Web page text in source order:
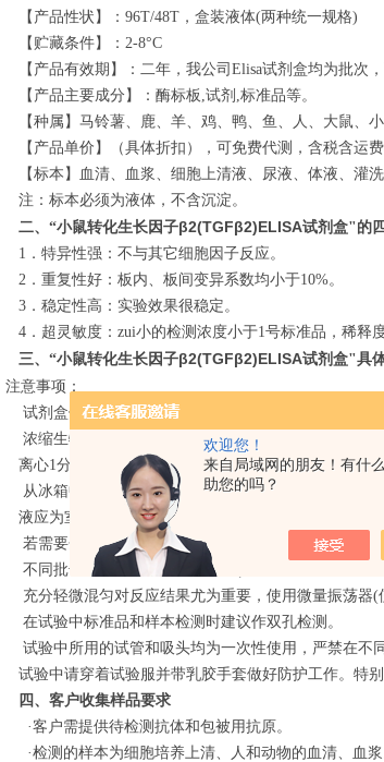
欢迎您！
来自局域网的朋友！有什
助您的吗？
【产品性状】： 96T/48T ，盒装液体(两种统一规格)
【贮藏条件】： 2-8°C
【产品有效期】：二年，我公司 Elisa试剂盒均为批次，
【产品主要成分】：酶标板 ,试剂 ,标准品等。
【种属】马铃薯、鹿、羊、鸡、鸭、鱼、人、大鼠、
【产品单价】（具体折扣），可免费代测，含税含运费
【标本】血清、血浆、细胞上清液、尿液、体液、灌
注：标本必须为液体，不含沉淀。
二、“小鼠转化生长因子β2(TGFβ2)ELISA试剂盒"的
1 ．特异性强：不与其它细胞因子反应。
2 ．重复性好：板内、板间变异系数均小于10%。
3 ．稳定性高：实验效果很稳定。
4 ．超灵敏度：zui小的检测浓度小于1号标准品，稀释
三、“小鼠转化生长因子β2(TGFβ2)ELISA试剂盒"具
注意事项：
试剂盒使用前请保存在2-8℃。复溶后的标准品应分
浓缩生物素化抗体，浓缩酶结合物体积小，运输中颠
离心1分钟，以使附着管壁或瓶盖的液体沉积到管底
从冰箱中取出的浓缩洗涤液可能有结晶,属于正常现
液应为室温。
若需要分次使用标准品应按照每一次用量分装，将
不同批号的试剂盒组份不能混用(洗涤液和反应终
充分轻微混匀对反应结果尤为重要，使用微量振荡
在试验中标准品和样本检测时建议作双孔检测。
试验中所用的试管和吸头均为一次性使用，严禁在
试验中请穿着试验服并带乳胶手套做好防护工作。
四、客户收集样品要求
·客户需提供待检测抗体和包被用抗原。
·检测的样本为细胞培养上清、人和动物的血清、血浆